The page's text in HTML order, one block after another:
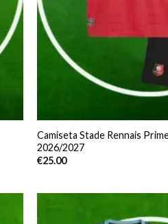
Camiseta Stade Rennais
2026/2027
€25.00